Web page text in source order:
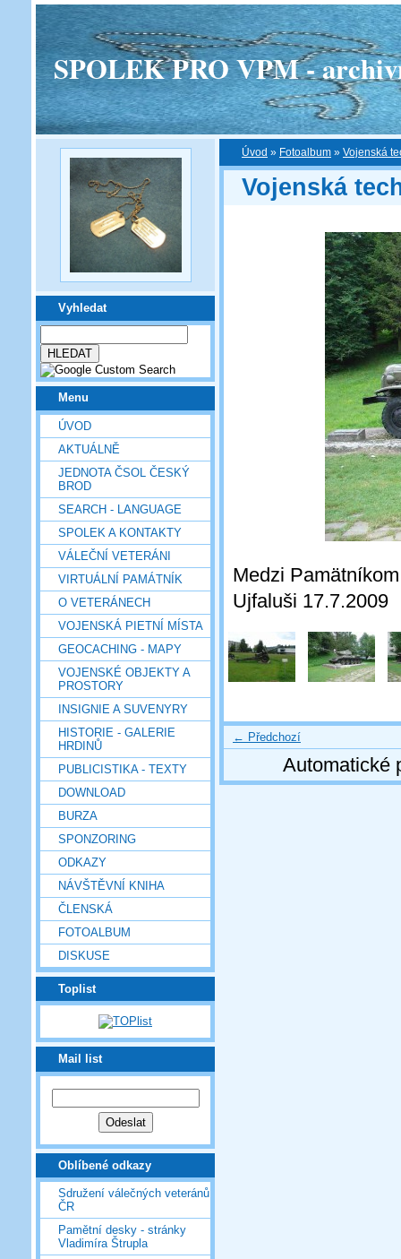
SPOLEK PRO VPM -
Vyhledat
Menu
ÚVOD
AKTUÁLNĚ
JEDNOTA ČSOL ČESKÝ
BROD
SEARCH - LANGUAGE
SPOLEK A KONTAKTY
VÁLEČNÍ VETERÁNI
VIRTUÁLNÍ PAMÁTNÍK
O VETERÁNECH
VOJENSKÁ PIETNÍ MÍSTA
GEOCACHING - MAPY
VOJENSKÉ OBJEKTY A
PROSTORY
INSIGNIE A SUVENYRY
HISTORIE - GALERIE
HRDINŮ
PUBLICISTIKA - TEXTY
DOWNLOAD
BURZA
SPONZORING
ODKAZY
NÁVŠTĚVNÍ KNIHA
ČLENSKÁ
FOTOALBUM
DISKUSE
Toplist
Mail list
Oblíbené odkazy
Sdružení válečných veteránů
ČR
Pamětní desky - stránky
Vladimíra Štrupla
Úvod » Fotoalbum » Vojenská
Vojenská
Medzi
Ujfaluši 17.7.2009
← Předchozí
Automatické